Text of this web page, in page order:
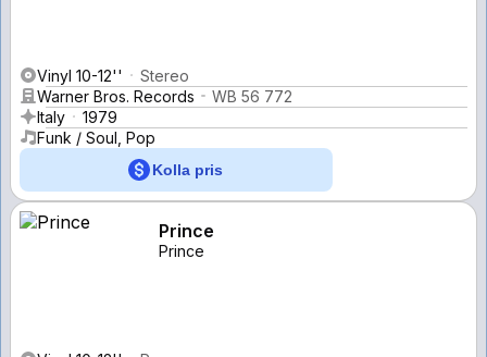
Vinyl 10-12''
Stereo
Warner Bros. Records
WB 56 772
Italy
1979
Funk / Soul, Pop
Kolla pris
Prince
Prince